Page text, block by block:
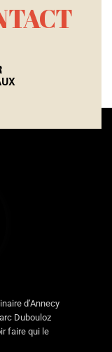
d’Annecy
Dubouloz
faire qui le